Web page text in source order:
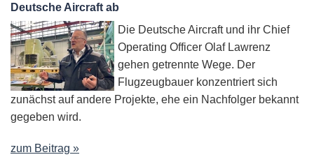
Deutsche Aircraft ab
Die Deutsche Aircraft und ihr Chief
Operating Officer Olaf Lawrenz
gehen getrennte Wege. Der
Flugzeugbauer konzentriert sich
zunächst auf andere Projekte, ehe ein Nachfolger bekannt
gegeben wird.
zum Beitrag »